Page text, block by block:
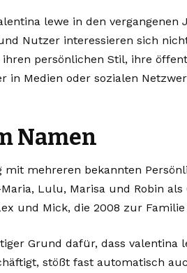
lewe in den vergangenen
Nutzer interessieren sich
persönlichen Stil, ihre
in Medien oder sozialen
Namen
mit mehreren bekannten
Lulu, Marisa und Robin als
und Mick, die 2008 zur Familie
Grund dafür, dass valentina
stößt fast automatisch